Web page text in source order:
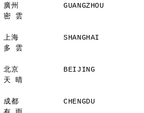
廣州          GUANGZHOU
密 雲
上海          SHANGHAI
多 雲
北京          BEIJING
天 晴
成都          CHENGDU